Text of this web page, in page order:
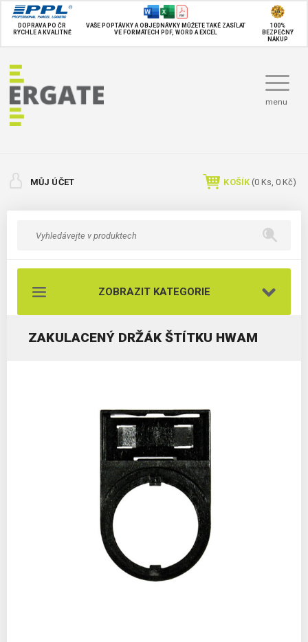
DOPRAVA PO ČR
RYCHLE A KVALITNĚ
VAŠE POPTÁVKY A OBJEDNÁVKY MŮŽETE TAKÉ ZASÍLAT
VE FORMÁTECH PDF, WORD A EXCEL
100%
BEZPEČNÝ
NÁKUP
menu
MŮJ ÚČET KOŠÍK (0 Ks, 0 Kč)
ZOBRAZIT KATEGORIE
ZAKULACENÝ DRŽÁK ŠTÍTKU HWAM